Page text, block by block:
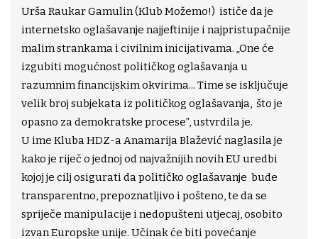
Urša Raukar Gamulin (Klub Možemo!) ističe da je
internetsko oglašavanje najjeftinije i najpristupačnije
malim strankama i civilnim inicijativama. „One će
izgubiti mogućnost političkog oglašavanja u
razumnim financijskim okvirima... Time se isključuje
velik broj subjekata iz političkog oglašavanja, što je
opasno za demokratske procese”, ustvrdila je.
U ime Kluba HDZ-a Anamarija Blažević naglasila je
kako je riječ o jednoj od najvažnijih novih EU uredbi
kojoj je cilj osigurati da političko oglašavanje bude
transparentno, prepoznatljivo i pošteno, te da se
spriječe manipulacije i nedopušteni utjecaj, osobito
izvan Europske unije. Učinak će biti povećanje